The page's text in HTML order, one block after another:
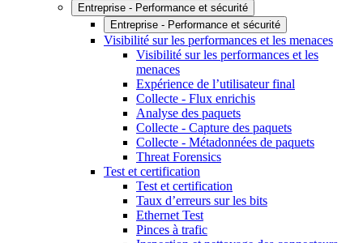
Entreprise - Performance et sécurité
Entreprise - Performance et sécurité
Visibilité sur les performances et les menaces
Visibilité sur les performances et les
menaces
Expérience de l’utilisateur final
Collecte - Flux enrichis
Analyse des paquets
Collecte - Capture des paquets
Collecte - Métadonnées de paquets
Threat Forensics
Test et certification
Test et certification
Taux d’erreurs sur les bits
Ethernet Test
Pinces à trafic